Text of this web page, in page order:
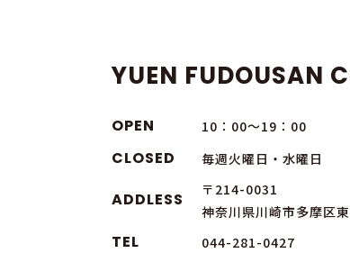
YUEN FUDOUSAN
OPEN 10：00～19：00
CLOSED 毎週火曜日・水曜日
ADDLESS
〒214-0031
神奈川県川崎市多摩区
TEL 044-281-0427